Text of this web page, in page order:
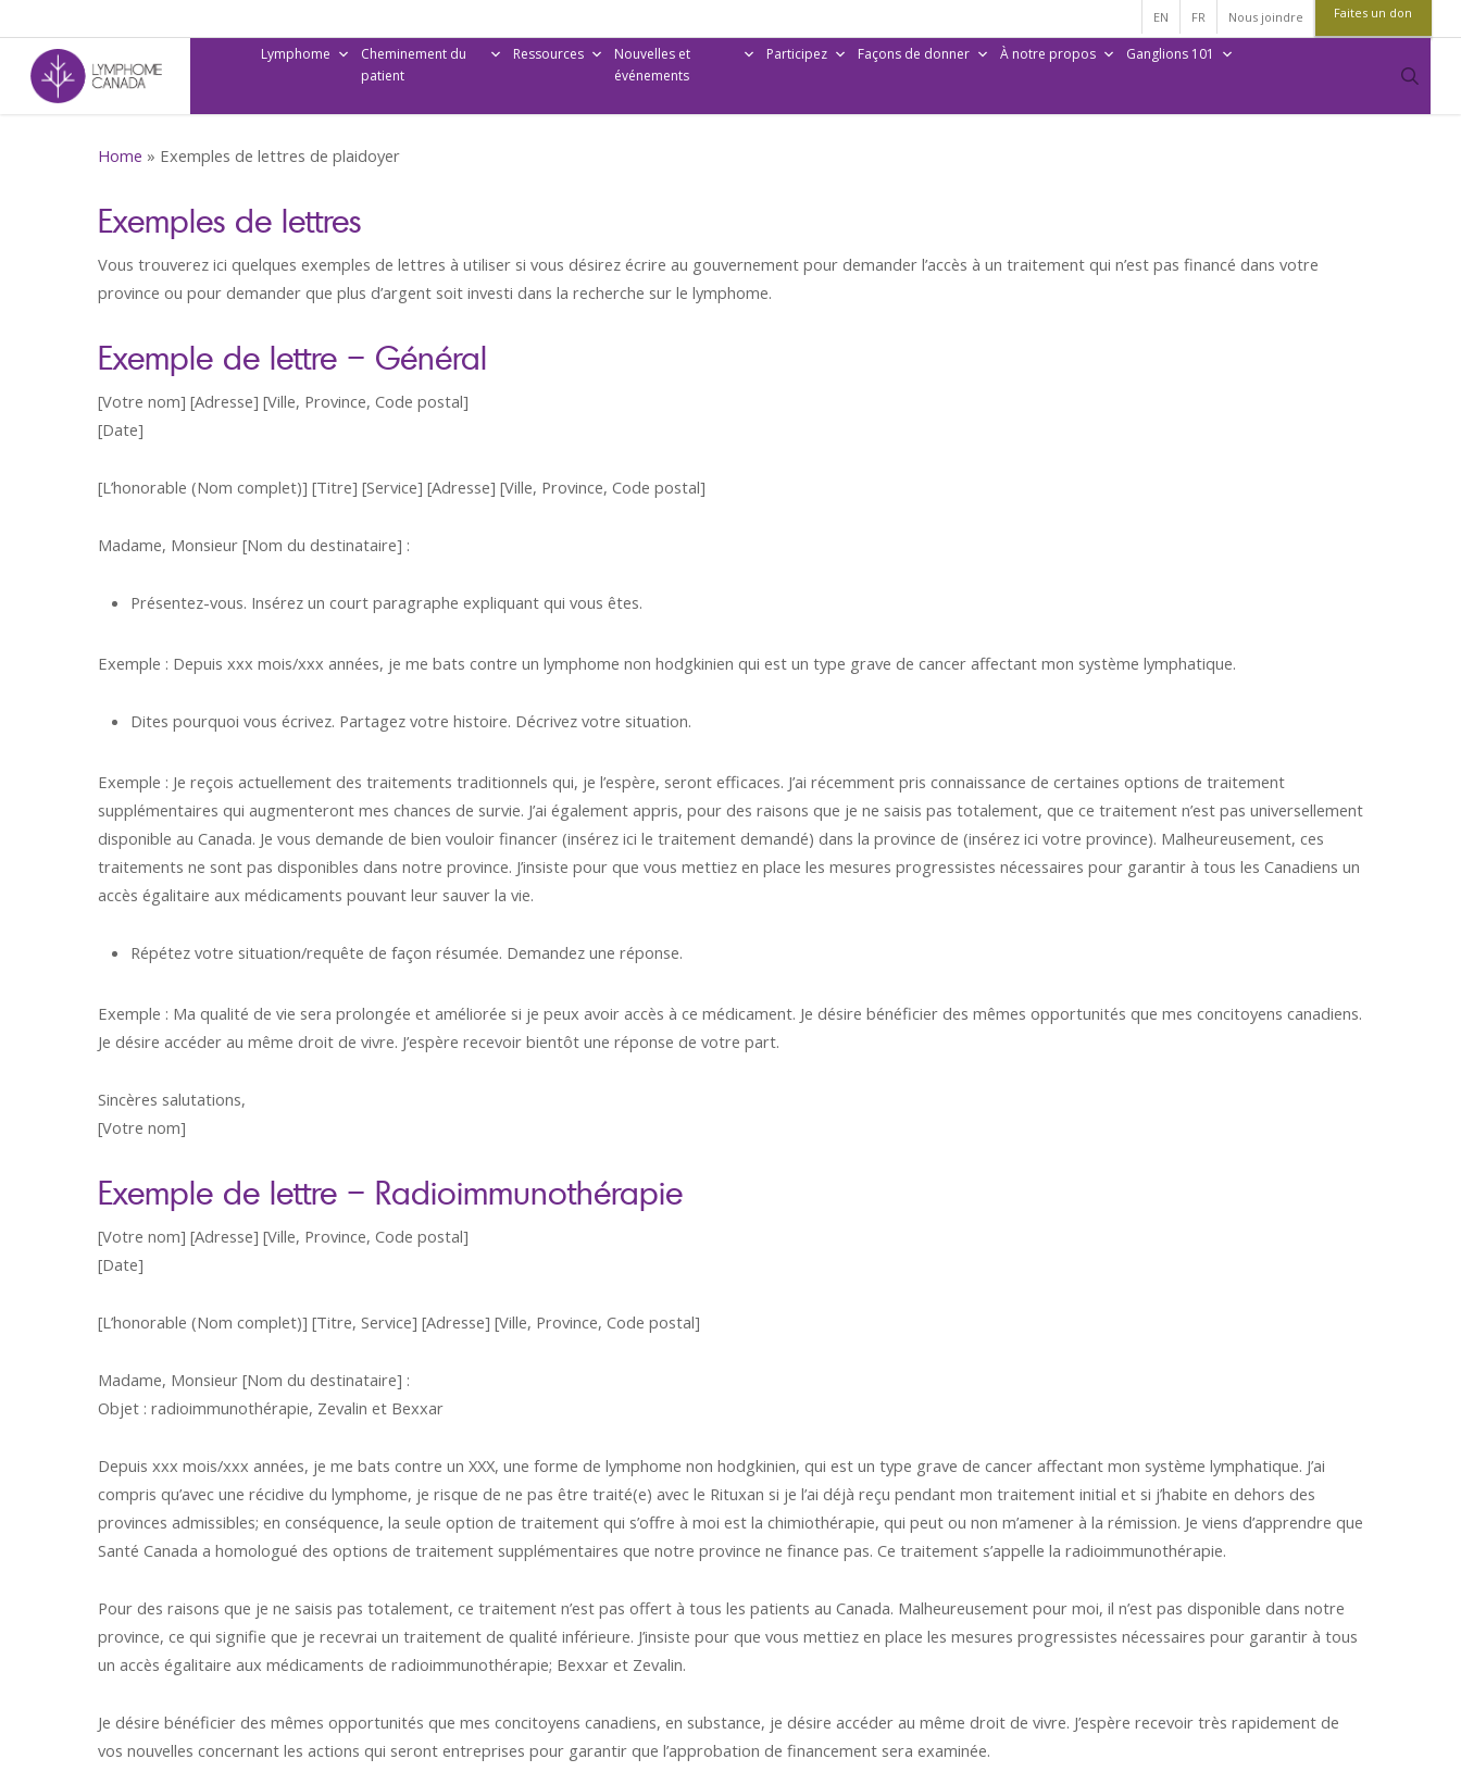
to
main
content
EN FR Nous joindre Faites un don
Lymphome
Cheminement du
patient
Ressources
Nouvelles et
événements
Participez Façons de donner À notre propos Ganglions 101
Home » Exemples de lettres de plaidoyer
Exemples de lettres
Vous trouverez ici quelques exemples de lettres à utiliser si vous désirez écrire au gouvernement pour demander l’accès à un traitement qui n’est pas financé dans votre
province ou pour demander que plus d’argent soit investi dans la recherche sur le lymphome.
Exemple de lettre – Général
[Votre nom] [Adresse] [Ville, Province, Code postal]
[Date]
[L’honorable (Nom complet)] [Titre] [Service] [Adresse] [Ville, Province, Code postal]
Madame, Monsieur [Nom du destinataire] :
Présentez-vous. Insérez un court paragraphe expliquant qui vous êtes.
Exemple : Depuis xxx mois/xxx années, je me bats contre un lymphome non hodgkinien qui est un type grave de cancer affectant mon système lymphatique.
Dites pourquoi vous écrivez. Partagez votre histoire. Décrivez votre situation.
Exemple : Je reçois actuellement des traitements traditionnels qui, je l’espère, seront efficaces. J’ai récemment pris connaissance de certaines options de traitement
supplémentaires qui augmenteront mes chances de survie. J’ai également appris, pour des raisons que je ne saisis pas totalement, que ce traitement n’est pas universellement
disponible au Canada. Je vous demande de bien vouloir financer (insérez ici le traitement demandé) dans la province de (insérez ici votre province). Malheureusement, ces
traitements ne sont pas disponibles dans notre province. J’insiste pour que vous mettiez en place les mesures progressistes nécessaires pour garantir à tous les Canadiens un
accès égalitaire aux médicaments pouvant leur sauver la vie.
Répétez votre situation/requête de façon résumée. Demandez une réponse.
Exemple : Ma qualité de vie sera prolongée et améliorée si je peux avoir accès à ce médicament. Je désire bénéficier des mêmes opportunités que mes concitoyens canadiens.
Je désire accéder au même droit de vivre. J’espère recevoir bientôt une réponse de votre part.
Sincères salutations,
[Votre nom]
Exemple de lettre – Radioimmunothérapie
[Votre nom] [Adresse] [Ville, Province, Code postal]
[Date]
[L’honorable (Nom complet)] [Titre, Service] [Adresse] [Ville, Province, Code postal]
Madame, Monsieur [Nom du destinataire] :
Objet : radioimmunothérapie, Zevalin et Bexxar
Depuis xxx mois/xxx années, je me bats contre un XXX, une forme de lymphome non hodgkinien, qui est un type grave de cancer affectant mon système lymphatique. J’ai
compris qu’avec une récidive du lymphome, je risque de ne pas être traité(e) avec le Rituxan si je l’ai déjà reçu pendant mon traitement initial et si j’habite en dehors des
provinces admissibles; en conséquence, la seule option de traitement qui s’offre à moi est la chimiothérapie, qui peut ou non m’amener à la rémission. Je viens d’apprendre que
Santé Canada a homologué des options de traitement supplémentaires que notre province ne finance pas. Ce traitement s’appelle la radioimmunothérapie.
Pour des raisons que je ne saisis pas totalement, ce traitement n’est pas offert à tous les patients au Canada. Malheureusement pour moi, il n’est pas disponible dans notre
province, ce qui signifie que je recevrai un traitement de qualité inférieure. J’insiste pour que vous mettiez en place les mesures progressistes nécessaires pour garantir à tous
un accès égalitaire aux médicaments de radioimmunothérapie; Bexxar et Zevalin.
Je désire bénéficier des mêmes opportunités que mes concitoyens canadiens, en substance, je désire accéder au même droit de vivre. J’espère recevoir très rapidement de
vos nouvelles concernant les actions qui seront entreprises pour garantir que l’approbation de financement sera examinée.